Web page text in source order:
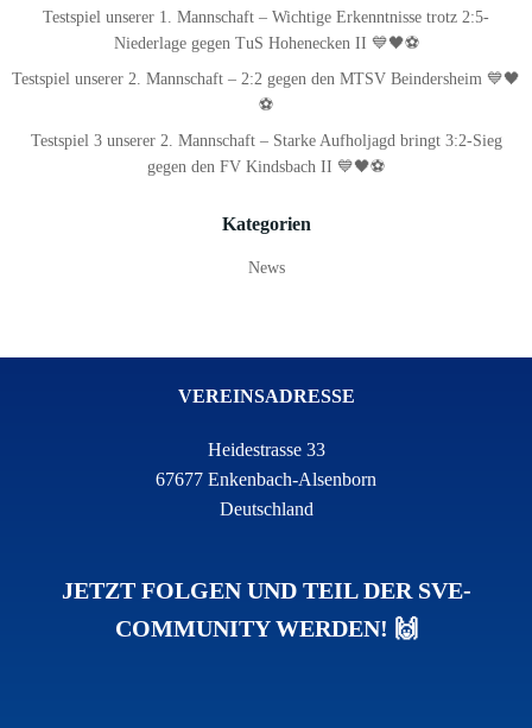
Testspiel unserer 1. Mannschaft – Wichtige Erkenntnisse trotz 2:5-
Niederlage gegen TuS Hohenecken II 💙🖤⚽
Testspiel unserer 2. Mannschaft – 2:2 gegen den MTSV Beindersheim 💙🖤
⚽
Testspiel 3 unserer 2. Mannschaft – Starke Aufholjagd bringt 3:2-Sieg
gegen den FV Kindsbach II 💙🖤⚽
Kategorien
News
VEREINSADRESSE
Heidestrasse 33
67677 Enkenbach-Alsenborn
Deutschland
JETZT FOLGEN UND TEIL DER SVE-
COMMUNITY WERDEN! 🙌